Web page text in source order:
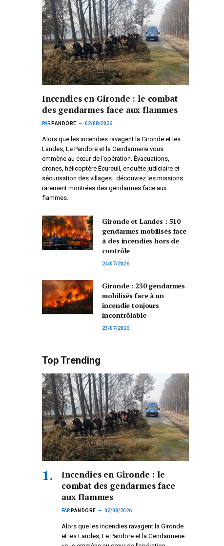
Incendies en Gironde : le combat
des gendarmes face aux flammes
PAR PANDORE 02/08/2026
Alors que les incendies ravagent la Gironde et les
Landes, Le Pandore et la Gendarmerie vous
emmène au cœur de l’opération. Évacuations,
drones, hélicoptère Écureuil, enquête judiciaire et
sécurisation des villages : découvrez les missions
rarement montrées des gendarmes face aux
flammes.
Gironde et Landes : 510
gendarmes mobilisés face
à des incendies hors de
contrôle
24/07/2026
Gironde : 230 gendarmes
mobilisés face à un
incendie toujours
incontrôlable
23/07/2026
Top Trending
Incendies en Gironde : le
combat des gendarmes face
aux flammes
PAR PANDORE 02/08/2026
Alors que les incendies ravagent la Gironde
et les Landes, Le Pandore et la Gendarmerie